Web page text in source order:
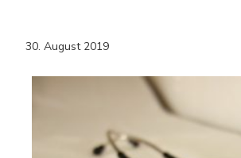
30. August 2019